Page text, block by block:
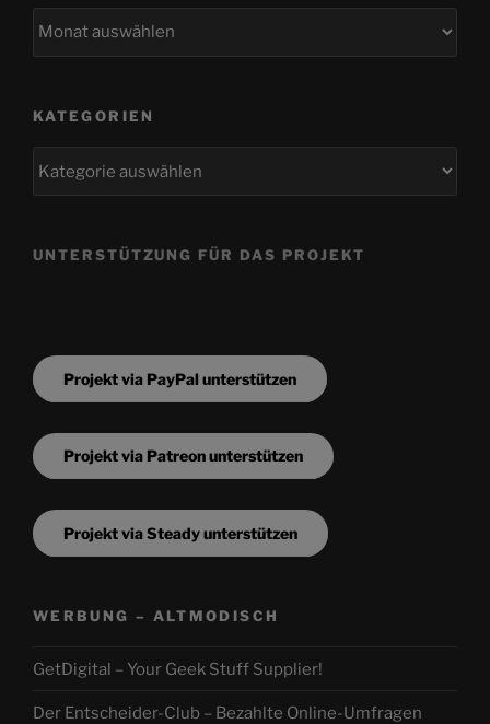
KATEGORIEN
UNTERSTÜTZUNG FÜR DAS PROJEKT
Projekt via PayPal unterstützen
Projekt via Patreon unterstützen
Projekt via Steady unterstützen
WERBUNG – ALTMODISCH
GetDigital – Your Geek Stuff Supplier!
Der Entscheider-Club – Bezahlte Online-Umfragen